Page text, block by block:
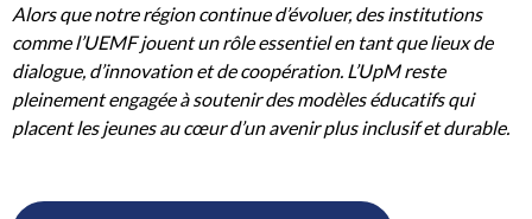
Alors que notre région continue d’évoluer, des institutions
comme l’UEMF jouent un rôle essentiel en tant que lieux de
dialogue, d’innovation et de coopération. L’UpM reste
pleinement engagée à soutenir des modèles éducatifs qui
placent les jeunes au cœur d’un avenir plus inclusif et durable.